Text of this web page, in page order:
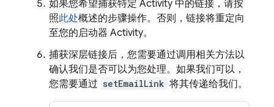
如果您希望捕获特定 Activity 中的链接，请按
照此处概述的步骤操作。否则，链接将重定向
至您的启动器 Activity。
捕获深层链接后，您需要通过调用相关方法以
确认我们是否可以为您处理。如果我们可以，
您需要通过 setEmailLink 将其传递给我们。